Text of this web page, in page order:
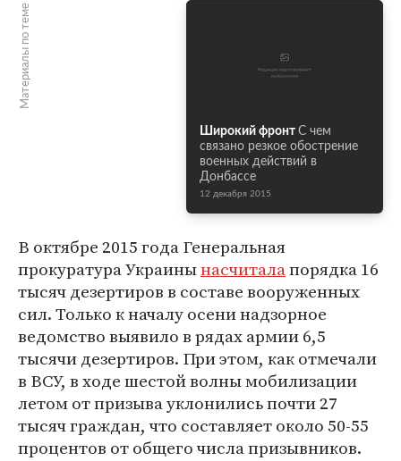
Материалы по теме
Широкий фронт С чем
связано резкое обострение
военных действий в
Донбассе
12 декабря 2015
В октябре 2015 года Генеральная
прокуратура Украинынасчиталапорядка 16
тысяч дезертиров в составе вооруженных
сил. Только к началу осени надзорное
ведомство выявило в рядах армии 6,5
тысячи дезертиров. При этом, как отмечали
в ВСУ, в ходе шестой волны мобилизации
летом от призыва уклонились почти 27
тысяч граждан, что составляет около 50-55
процентов от общего числа призывников.